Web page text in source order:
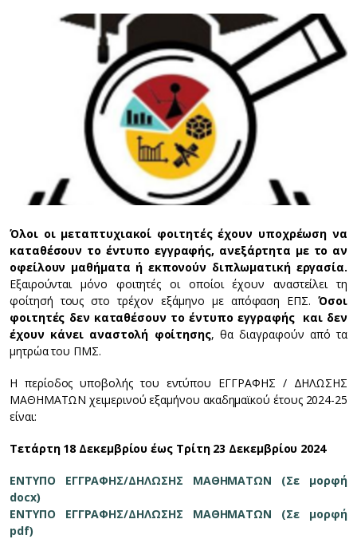
Όλοι οι μεταπτυχιακοί φοιτητές έχουν υποχρέωση να
καταθέσουν το έντυπο εγγραφής, ανεξάρτητα με το αν
οφείλουν μαθήματα ή εκπονούν διπλωματική εργασία.
Εξαιρούνται μόνο φοιτητές οι οποίοι έχουν αναστείλει τη
φοίτησή τους στο τρέχον εξάμηνο με απόφαση ΕΠΣ.Όσοι
φοιτητές δεν καταθέσουν το έντυπο εγγραφής και δεν
έχουν κάνει αναστολή φοίτησης, θα διαγραφούν από τα
μητρώα του ΠΜΣ.
Η περίοδος υποβολής του εντύπου ΕΓΓΡΑΦΗΣ / ΔΗΛΩΣΗΣ
ΜΑΘΗΜΑΤΩΝ χειμερινού εξαμήνου ακαδημαϊκού έτους 2024-25
είναι:
Τετάρτη 18 Δεκεμβρίου έως Τρίτη 23 Δεκεμβρίου 2024
ΕΝΤΥΠΟ ΕΓΓΡΑΦΗΣ/ΔΗΛΩΣΗΣ ΜΑΘΗΜΑΤΩΝ (Σε μορφή
docx)
ΕΝΤΥΠΟ ΕΓΓΡΑΦΗΣ/ΔΗΛΩΣΗΣ ΜΑΘΗΜΑΤΩΝ (Σε μορφή
pdf)